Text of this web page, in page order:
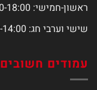
ראשון-חמישי: 9:00-18:00
שישי וערבי חג: 9:00-14:00
עמודים חשובים